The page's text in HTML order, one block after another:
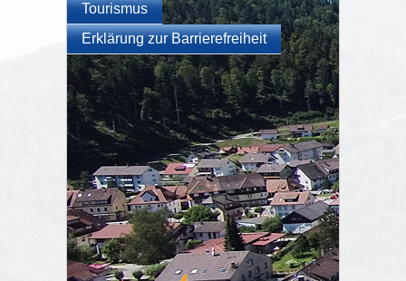
Tourismus
Erklärung zur Barrierefreiheit